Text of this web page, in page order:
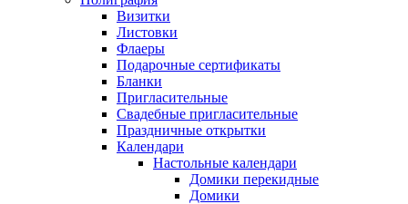
Визитки
Листовки
Флаеры
Подарочные сертификаты
Бланки
Пригласительные
Свадебные пригласительные
Праздничные открытки
Календари
Настольные календари
Домики перекидные
Домики